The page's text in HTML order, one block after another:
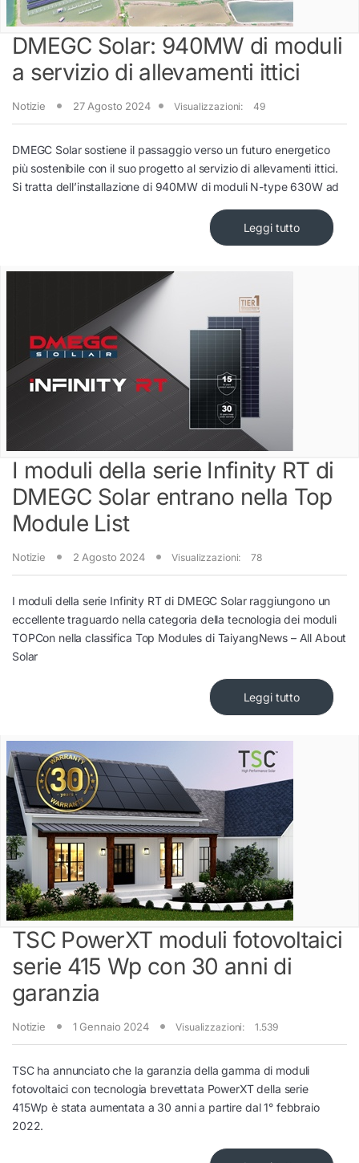
DMEGC Solar: 940MW di moduli
a servizio di allevamenti ittici
Notizie 27 Agosto 2024 Visualizzazioni: 49
DMEGC Solar sostiene il passaggio verso un futuro energetico
più sostenibile con il suo progetto al servizio di allevamenti ittici.
Si tratta dell’installazione di 940MW di moduli N-type 630W ad
Leggi tutto
I moduli della serie Infinity RT di
DMEGC Solar entrano nella Top
Module List
Notizie 2 Agosto 2024 Visualizzazioni: 78
I moduli della serie Infinity RT di DMEGC Solar raggiungono un
eccellente traguardo nella categoria della tecnologia dei moduli
TOPCon nella classifica Top Modules di TaiyangNews – All About
Solar
Leggi tutto
TSC PowerXT moduli fotovoltaici
serie 415 Wp con 30 anni di
garanzia
Notizie 1 Gennaio 2024 Visualizzazioni: 1.539
TSC ha annunciato che la garanzia della gamma di moduli
fotovoltaici con tecnologia brevettata PowerXT della serie
415Wp è stata aumentata a 30 anni a partire dal 1° febbraio
2022.